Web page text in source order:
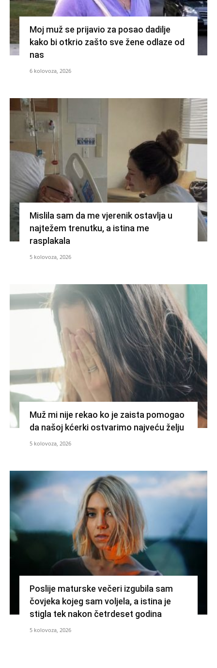
Moj muž se prijavio za posao dadilje
kako bi otkrio zašto sve žene odlaze od
nas
6 kolovoza, 2026
Mislila sam da me vjerenik ostavlja u
najtežem trenutku, a istina me
rasplakala
5 kolovoza, 2026
Muž mi nije rekao ko je zaista pomogao
da našoj kćerki ostvarimo najveću želju
5 kolovoza, 2026
Poslije maturske večeri izgubila sam
čovjeka kojeg sam voljela, a istina je
stigla tek nakon četrdeset godina
5 kolovoza, 2026